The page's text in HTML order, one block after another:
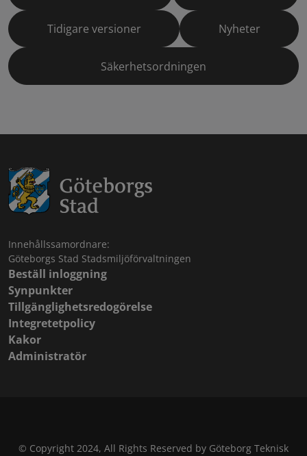
Tidigare versioner Nyheter
Säkerhetsordningen
Innehållssamordnare:
Göteborgs Stad Stadsmiljöförvaltningen
Beställ inloggning
Synpunkter
Tillgänglighetsredogörelse
Integretetpolicy
Kakor
Administratör
© Copyright 2024, All Rights Reserved by Göteborg Teknisk